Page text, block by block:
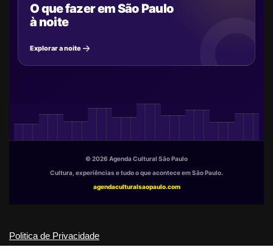
O que fazer em São Paulo
à noite
Explorar a noite
© 2026 Agenda Cultural São Paulo
Cultura, experiências e tudo o que acontece em São Paulo.
agendaculturalsaopaulo.com
Politica de Privacidade